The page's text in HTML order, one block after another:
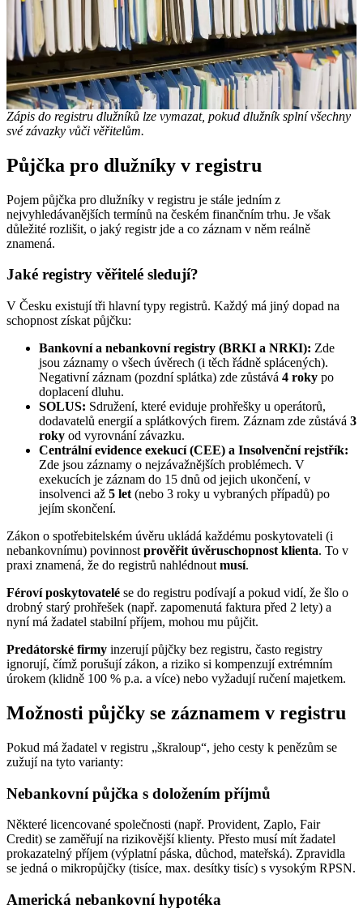
Zápis do registru dlužníků lze vymazat, pokud dlužník splní všechny
své závazky vůči věřitelům.
Půjčka pro dlužníky v registru
Pojem půjčka pro dlužníky v registru je stále jedním z
nejvyhledávanějších termínů na českém finančním trhu. Je však
důležité rozlišit, o jaký registr jde a co záznam v něm reálně
znamená.
Jaké registry věřitelé sledují?
V Česku existují tři hlavní typy registrů. Každý má jiný dopad na
schopnost získat půjčku:
Bankovní a nebankovní registry (BRKI a NRKI): Zde
jsou záznamy o všech úvěrech (i těch řádně splácených).
Negativní záznam (pozdní splátka) zde zůstává 4 roky po
doplacení dluhu.
SOLUS: Sdružení, které eviduje prohřešky u operátorů,
dodavatelů energií a splátkových firem. Záznam zde zůstává 3
roky od vyrovnání závazku.
Centrální evidence exekucí (CEE) a Insolvenční rejstřík:
Zde jsou záznamy o nejzávažnějších problémech. V
exekucích je záznam do 15 dnů od jejich ukončení, v
insolvenci až 5 let (nebo 3 roky u vybraných případů) po
jejím skončení.
Zákon o spotřebitelském úvěru ukládá každému poskytovateli (i
nebankovnímu) povinnost prověřit úvěruschopnost klienta. To v
praxi znamená, že do registrů nahlédnout musí.
Féroví poskytovatelé se do registru podívají a pokud vidí, že šlo o
drobný starý prohřešek (např. zapomenutá faktura před 2 lety) a
nyní má žadatel stabilní příjem, mohou mu půjčit.
Predátorské firmy inzerují půjčky bez registru, často registry
ignorují, čímž porušují zákon, a riziko si kompenzují extrémním
úrokem (klidně 100 % p.a. a více) nebo vyžadují ručení majetkem.
Možnosti půjčky se záznamem v registru
Pokud má žadatel v registru „škraloup“, jeho cesty k penězům se
zužují na tyto varianty:
Nebankovní půjčka s doložením příjmů
Některé licencované společnosti (např. Provident, Zaplo, Fair
Credit) se zaměřují na rizikovější klienty. Přesto musí mít žadatel
prokazatelný příjem (výplatní páska, důchod, mateřská). Zpravidla
se jedná o mikropůjčky (tisíce, max. desítky tisíc) s vysokým RPSN.
Americká nebankovní hypotéka